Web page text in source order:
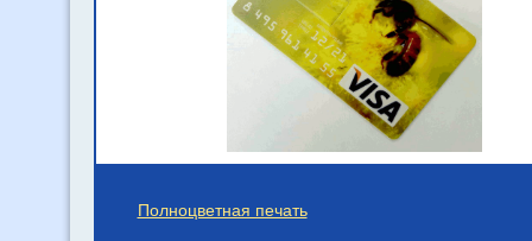
Полноцветная печать